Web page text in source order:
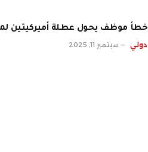
خطأ موظف يحول عطلة أميركيتين
دولي سبتمبر 11, 2025